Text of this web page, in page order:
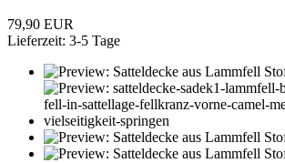
79,90 EUR
Lieferzeit: 3-5 Tage